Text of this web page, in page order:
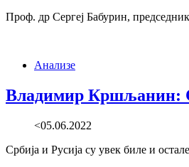
Проф. др Сергеј Бабурин,
Анализе
Владимир Кршљанин:
<05.06.2022
Србија и Русија су увек биле и